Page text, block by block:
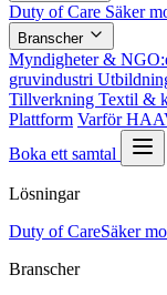
Duty of Care Säker
Branscher
Myndigheter &
gruvindustri
Tillverkning Textil &
Plattform Varför
Boka ett samtal
Lösningar
Duty of CareSäker
Branscher